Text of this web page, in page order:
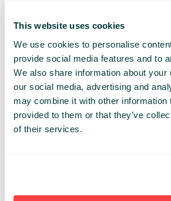
This website uses cookies
We use cookies to personalise
provide social media features and to
We also share information about your
our social media, advertising and
may combine it with other information
provided to them or that they’ve
of their services.
budowanie rozwiązań z gotowych
platformy jest Flutterflow, który
aplikacji natywnych oraz webowych.
„nakładką" na framework Flutter
Pomimo że nie jest potrzebna
programowania i większość akcji
stworzyć rozwojową i skalowalną
potrzebna wiedza techniczna. Warto